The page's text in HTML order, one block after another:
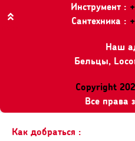
Инструмент :
Сантехника :
Наш
Бельцы,
Copyright
Все
Как добраться :